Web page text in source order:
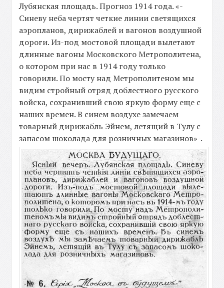
Лубянская площадь. Прогноз 1914 года. «-
Синеву неба чертят четкие линии светящихся
аэропланов, дирижаблей и вагонов воздушной
дороги. Из-под мостовой площади вылетают
длинные вагоны Московского Метрополитена,
о котором при нас в 1914 году только
говорили. По мосту над Метрополитеном мы
видим стройный отряд доблестного русского
войска, сохранивший свою яркую форму еще с
наших времен. В синем воздухе замечаем
товарный дирижабль Эйнем, летящий в Тулу с
запасом шоколада для розничных магазинов»-.